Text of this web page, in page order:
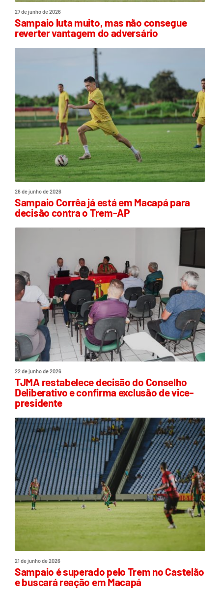
27 de junho de 2026
Sampaio luta muito, mas não consegue
reverter vantagem do adversário
26 de junho de 2026
Sampaio Corrêa já está em Macapá para
decisão contra o Trem-AP
22 de junho de 2026
TJMA restabelece decisão do Conselho
Deliberativo e confirma exclusão de vice-
presidente
21 de junho de 2026
Sampaio é superado pelo Trem no Castelão
e buscará reação em Macapá